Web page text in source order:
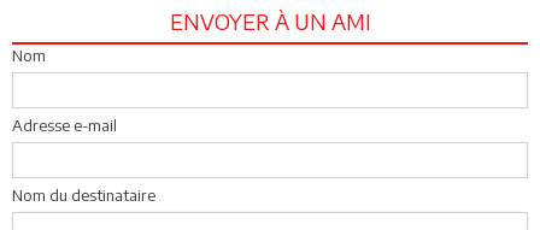
ENVOYER À UN AMI
Nom
Adresse e-mail
Nom du destinataire